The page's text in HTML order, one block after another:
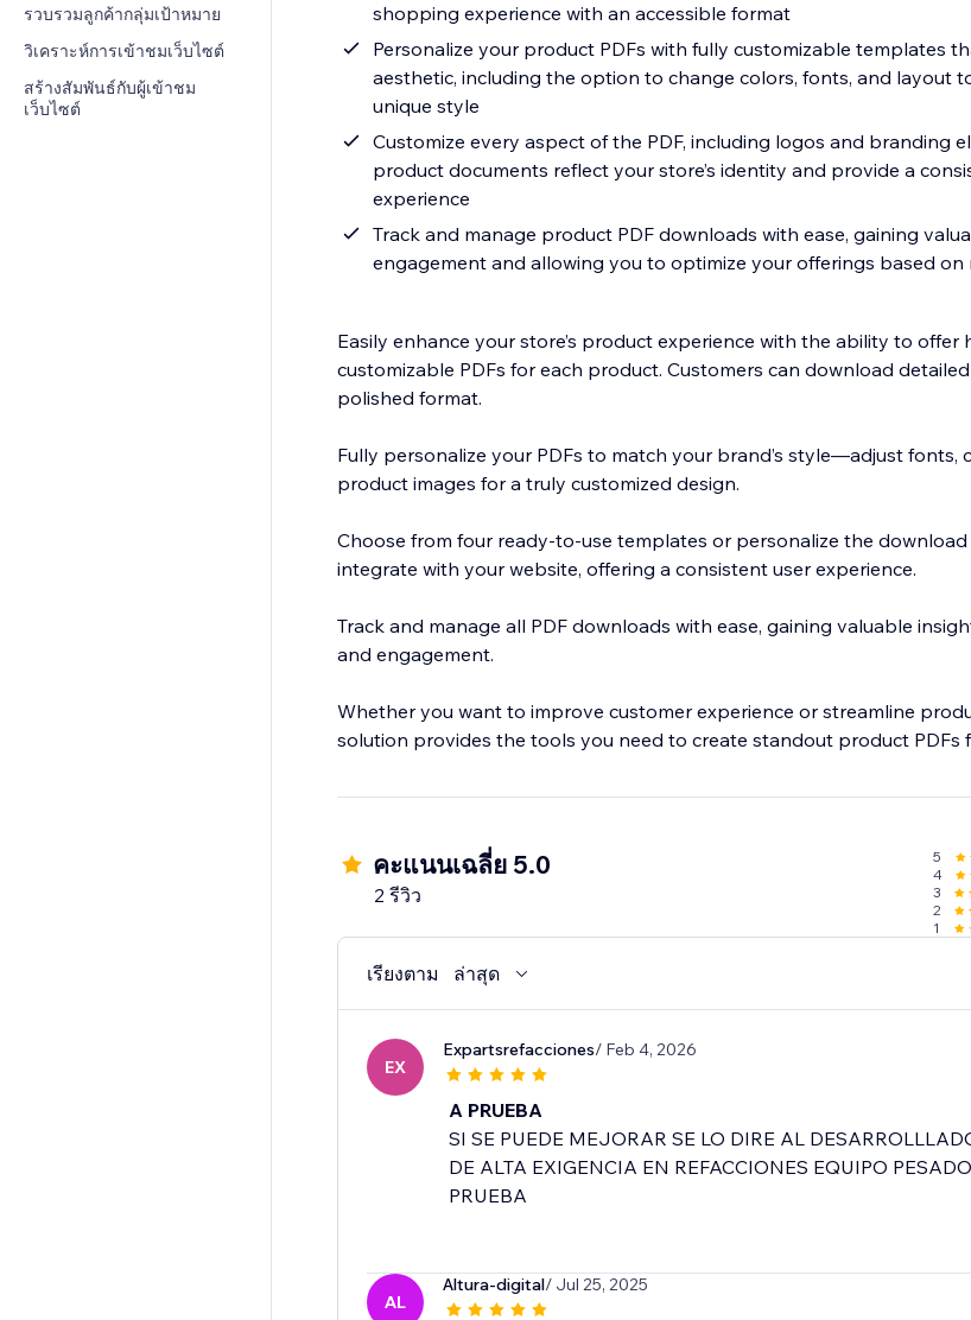
แผนภูมิ & ตาราง
รวบรวมลูกค้ากลุ่มเป้าหมาย
วิเคราะห์การเข้าชมเว็บไซต์
สร้างสัมพันธ์กับผู้เข้าชม
เว็บไซต์
shopping experience with an accessible format
Personalize your product PDFs with fully customizable templates
aesthetic, including the option to change colors, fonts, and layout
unique style
Customize every aspect of the PDF, including logos and branding
product documents reflect your store’s identity and provide a
experience
Track and manage product PDF downloads with ease, gaining
engagement and allowing you to optimize your offerings based on
Easily enhance your store’s product experience with the ability to offer
customizable PDFs for each product. Customers can download
polished format.
Fully personalize your PDFs to match your brand’s style—adjust fonts,
product images for a truly customized design.
Choose from four ready-to-use templates or personalize the
integrate with your website, offering a consistent user experience.
Track and manage all PDF downloads with ease, gaining valuable
and engagement.
Whether you want to improve customer experience or streamline
solution provides the tools you need to create standout product PDFs
คะแนนเฉลี่ย 5.0
2 รีวิว
5
4
3
2
1
เรียงตาม ล่าสุด
EX
Expartsrefacciones/ Feb 4, 2026
A PRUEBA
SI SE PUEDE MEJORAR SE LO DIRE AL
DE ALTA EXIGENCIA EN REFACCIONES EQUIPO
PRUEBA
AL
Altura-digital/ Jul 25, 2025